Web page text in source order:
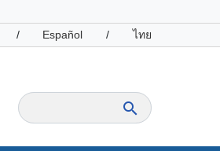
/ Español / ไทย